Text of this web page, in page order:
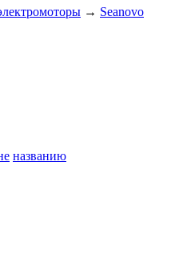
→ Seanovo
названию